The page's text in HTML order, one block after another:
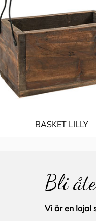
BASKET LILLY
Bli
Vi är en lojal